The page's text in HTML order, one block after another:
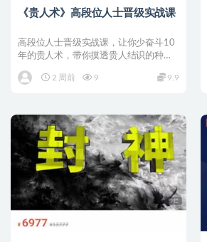
《贵人术》高段位人士晋级实战课
高段位人士晋级实战课，让你少奋斗10
年的贵人术，带你摸透贵人结识的种种
2 周前
9 9.9